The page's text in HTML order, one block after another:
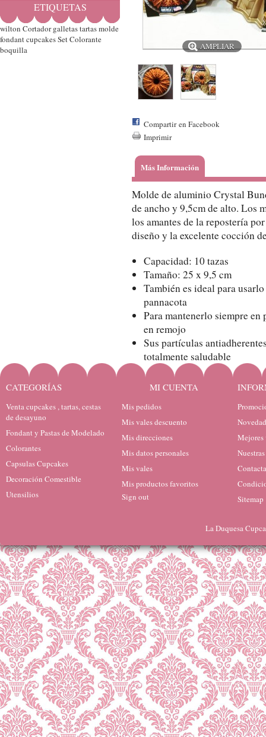
ETIQUETAS
wilton Cortador galletastartasmolde
fondantcupcakesSetColorante
boquilla
AMPLIAR
Compartir en Facebook
Imprimir
Más Información
Molde de aluminio Crystal
de ancho y 9,5cm de alto. Los
los amantes de la repostería
diseño y la excelente cocción
Capacidad: 10 tazas
Tamaño: 25 x 9,5 cm
También es ideal para
pannacota
Para mantenerlo siempre
en remojo
Sus partículas
totalmente saludable
CATEGORÍAS
Venta cupcakes , tartas, cestas
de desayuno
Fondant y Pastas de Modelado
Colorantes
Capsulas Cupcakes
Decoración Comestible
Utensilios
MI CUENTA
Mis pedidos
Mis vales descuento
Mis direcciones
Mis datos personales
Mis vales
Mis productos favoritos
Sign out
Mejores
Sitemap
La Duquesa